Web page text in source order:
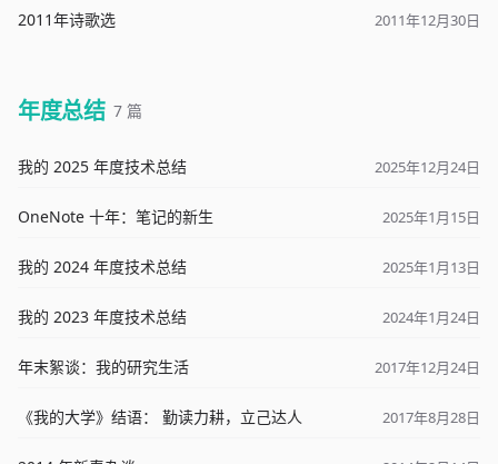
2011年诗歌选 2011年12月30日
年度总结 7 篇
我的 2025 年度技术总结 2025年12月24日
OneNote 十年：笔记的新生 2025年1月15日
我的 2024 年度技术总结 2025年1月13日
我的 2023 年度技术总结 2024年1月24日
年末絮谈：我的研究生活 2017年12月24日
《我的大学》结语： 勤读力耕，立己达人 2017年8月28日